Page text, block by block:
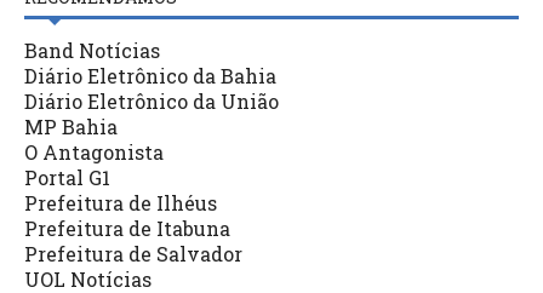
Band Notícias
Diário Eletrônico da Bahia
Diário Eletrônico da União
MP Bahia
O Antagonista
Portal G1
Prefeitura de Ilhéus
Prefeitura de Itabuna
Prefeitura de Salvador
UOL Notícias